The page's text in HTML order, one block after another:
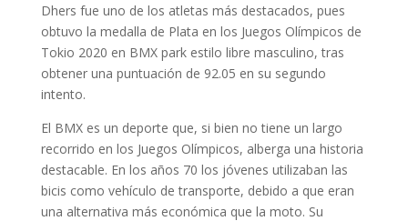
Dhers fue uno de los atletas más destacados, pues
obtuvo la medalla de Plata en los Juegos Olímpicos de
Tokio 2020 en BMX park estilo libre masculino, tras
obtener una puntuación de 92.05 en su segundo
intento.
El BMX es un deporte que, si bien no tiene un largo
recorrido en los Juegos Olímpicos, alberga una historia
destacable. En los años 70 los jóvenes utilizaban las
bicis como vehículo de transporte, debido a que eran
una alternativa más económica que la moto. Su